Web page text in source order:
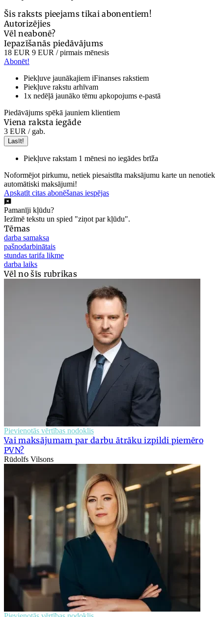
Šis raksts pieejams tikai abonentiem!
Autorizējies
Vēl neabonē?
Iepazīšanās piedāvājums
18 EUR 9 EUR / pirmais mēnesis
Abonēt!
Piekļuve jaunākajiem iFinanses rakstiem
Piekļuve rakstu arhīvam
1x nedēļā jaunāko tēmu apkopojums e-pastā
Piedāvājums spēkā jauniem klientiem
Viena raksta iegāde
3 EUR / gab.
Lasīt!
Piekļuve rakstam 1 mēnesi no iegādes brīža
Noformējot pirkumu, netiek piesaistīta maksājumu karte un nenotiek
automātiski maksājumi!
Apskatīt citas abonēšanas iespējas
Pamanīji kļūdu?
Iezīmē tekstu un spied "ziņot par kļūdu".
Tēmas
darba samaksa
pašnodarbinātais
stundas tarifa likme
darba laiks
Vēl no šīs rubrikas
Pievienotās vērtības nodoklis
Vai maksājumam par darbu ātrāku izpildi piemēro
PVN?
Rūdolfs Vilsons